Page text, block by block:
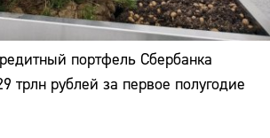
портфель Сбербанка
трлн рублей за первое полугодие